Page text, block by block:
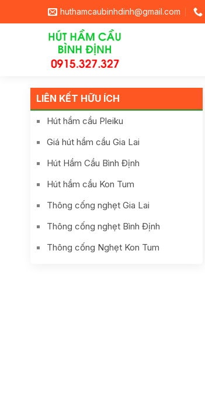
huthamcaubinhdinh@gmail.com
LIÊN KẾT HỮU ÍCH
Hút hầm cầu Pleiku
Giá hút hầm cầu Gia Lai
Hút Hầm Cầu Bình Định
Hút hầm cầu Kon Tum
Thông cống nghẹt Gia Lai
Thông cống nghẹt Bình Định
Thông cống Nghẹt Kon Tum